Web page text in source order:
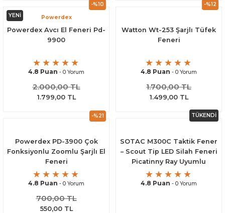
-%10
YENİ
Powerdex
Powerdex Avcı El Feneri Pd-
9900
4.8 Puan - 0 Yorum
2.000,00 TL
1.799,00 TL
-%12
Watton Wt-253 Şarjlı Tüfek
Feneri
4.8 Puan - 0 Yorum
1.700,00 TL
1.499,00 TL
-%21
Powerdex PD-3900 Çok
Fonksiyonlu Zoomlu Şarjlı El
Feneri
4.8 Puan - 0 Yorum
700,00 TL
550,00 TL
TÜKENDİ
SOTAC M300C Taktik Fener
– Scout Tip LED Silah Feneri
Picatinny Ray Uyumlu
4.8 Puan - 0 Yorum